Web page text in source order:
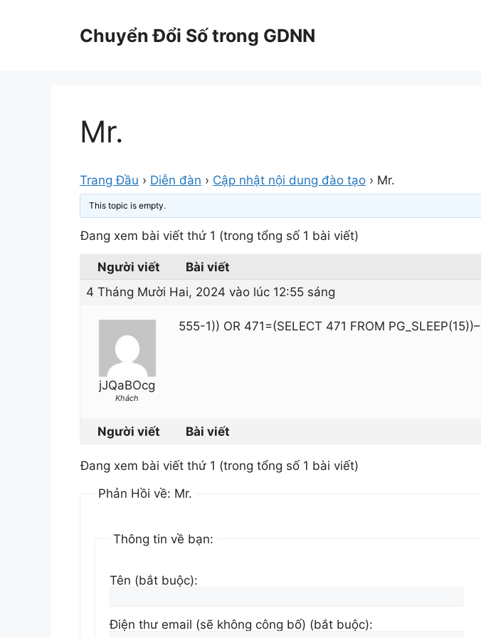
Chuyển Đổi Số trong GDNN
Mr.
Trang Đầu › Diễn đàn › Cập nhật nội dung đào tạo › Mr.
This topic is empty.
Đang xem bài viết thứ 1 (trong tổng số 1 bài viết)
Người viết
Bài viết
4 Tháng Mười Hai, 2024 vào lúc 12:55 sáng
jJQaBOcg
Khách
555-1)) OR 471=(SELECT 471 FROM PG_SLEEP(15))–
Người viết Bài viết
Đang xem bài viết thứ 1 (trong tổng số 1 bài viết)
Phản Hồi về: Mr.
Thông tin về bạn:
Tên (bắt buộc):
Điện thư email (sẽ không công bố) (bắt buộc):